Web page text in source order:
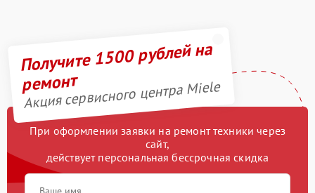
Получите 1500 рублей на
ремонт
Акция сервисного центра Miele
При оформлении заявки на ремонт техники через
сайт,
действует персональная бессрочная скидка